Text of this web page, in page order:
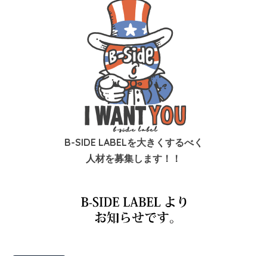
B-SIDE LABELを大きくするべく
人材を募集します！！